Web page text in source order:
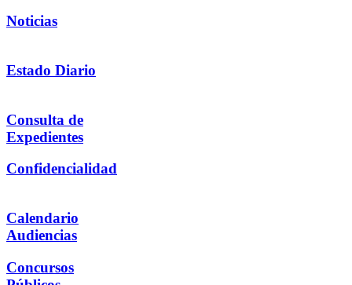
Noticias
Estado Diario
Consulta de
Expedientes
Confidencialidad
Calendario
Audiencias
Concursos